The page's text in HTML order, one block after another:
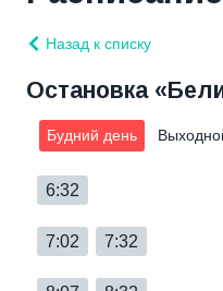
Назад к списку
Остановка
Будний день
6:32
7:02 7:32